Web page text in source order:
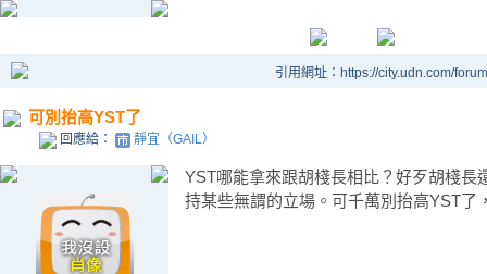
引用網址：https://city.udn.com/
可別抬高YST了
回應給： 靜宜（GAIL）
YST哪能拿來跟胡棧長相比？好歹胡棧
持某些無謂的立場。可千萬別抬高YST了